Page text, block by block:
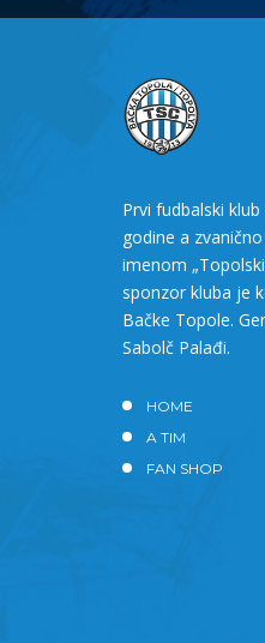
Prvi fudbalski
godine a
imenom
sponzor kluba je
Bačke Topole.
Sabolč Palađi.
HOME
A TIM
FAN SHOP